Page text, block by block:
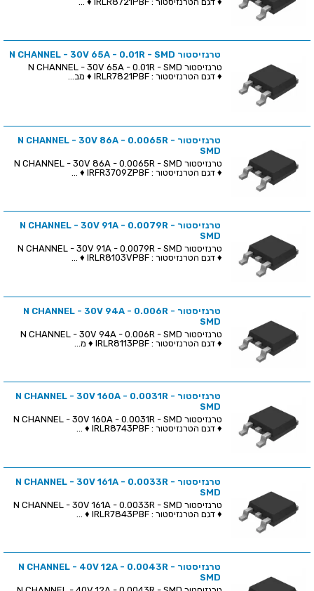
טרנזיסטור N CHANNEL - 30V 65A - 0.01R - SMD
♦ דגם הטרנזיסטור : IRLR7821PBF ♦ מב...
טרנזיסטור N CHANNEL - 30V 86A - 0.0065R -
SMD
♦ דגם הטרנזיסטור : IRFR3709ZPBF ♦ ...
טרנזיסטור N CHANNEL - 30V 91A - 0.0079R -
SMD
♦ דגם הטרנזיסטור : IRLR8103VPBF ♦ ...
טרנזיסטור N CHANNEL - 30V 94A - 0.006R -
SMD
♦ דגם הטרנזיסטור : IRLR8113PBF ♦ מ...
טרנזיסטור N CHANNEL - 30V 160A - 0.0031R -
SMD
♦ דגם הטרנזיסטור : IRLR8743PBF ♦ ...
טרנזיסטור N CHANNEL - 30V 161A - 0.0033R -
SMD
♦ דגם הטרנזיסטור : IRLR7843PBF ♦ ...
טרנזיסטור N CHANNEL - 40V 12A - 0.0043R -
SMD